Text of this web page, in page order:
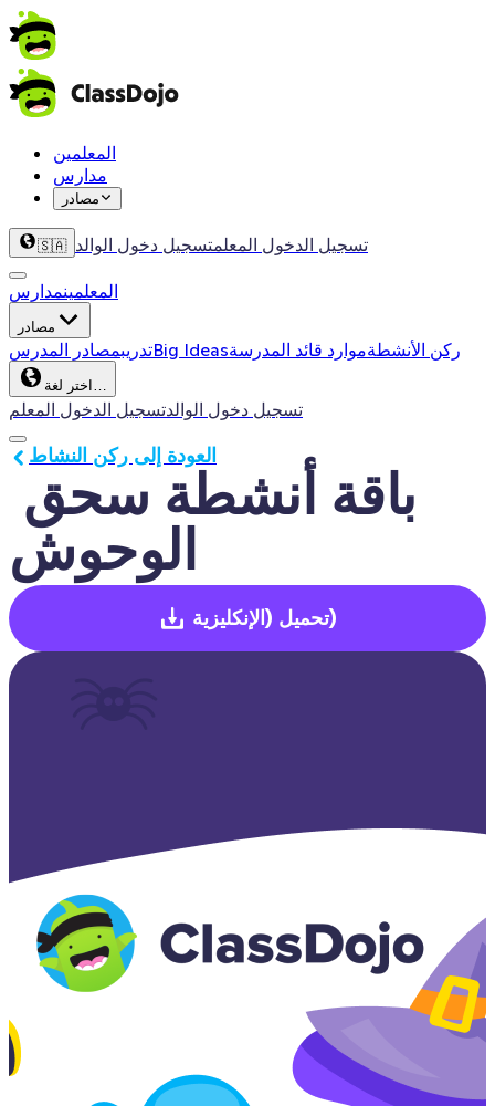
المعلمين
مدارس
مصادر
🇸🇦 تسجيل الدخول المعلمتسجيل دخول الوالد
المعلمينمدارس
مصادر
تدريبمصادر المدرس Big Ideas ركن الأنشطةموارد قائد المدرسة
اختر لغة…
تسجيل الدخول المعلمتسجيل دخول الوالد
الوحوش
العودة إلى ركن النشاط
تحميل(الإنكليزية)